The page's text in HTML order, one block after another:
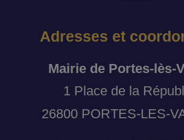
Adresses et
Mairie de Portes-lès-
1 Place de la
26800 PORTES-LES-